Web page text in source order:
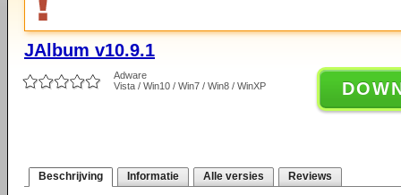
JAlbum v10.9.1
Adware
Vista / Win10 / Win7 / Win8 / WinXP
Beschrijving Informatie Alle versies Reviews